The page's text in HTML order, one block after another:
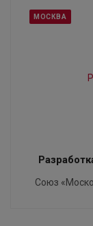
МОСКВА
Союз